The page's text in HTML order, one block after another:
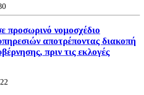
προσωρινό νομοσχέδιο
αποτρέποντας διακοπή
πριν τις εκλογές